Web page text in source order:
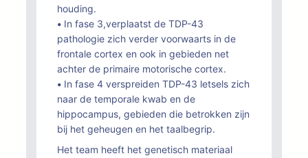
houding.
• In fase 3,verplaatst de TDP-43
pathologie zich verder voorwaarts in de
frontale cortex en ook in gebieden net
achter de primaire motorische cortex.
• In fase 4 verspreiden TDP-43 letsels zich
naar de temporale kwab en de
hippocampus, gebieden die betrokken zijn
bij het geheugen en het taalbegrip.
Het team heeft het genetisch materiaal